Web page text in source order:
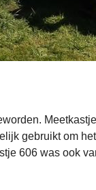
gebruikt om
606 was ook